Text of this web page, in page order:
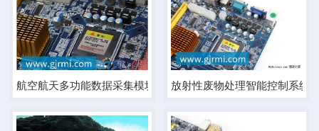
航空航天多功能数据采集模块 放射性废物处理智能控制系统